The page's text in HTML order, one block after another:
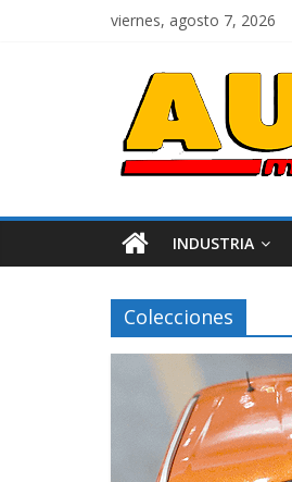
viernes, agosto 7, 2026
INDUSTRIA
Colecciones
Turismo Varios